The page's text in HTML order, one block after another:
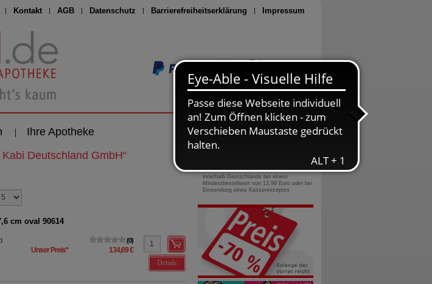
Kontakt AGB Datenschutz Barrierefreiheitserklärung Impressum
Seite drucken
Ihre Apotheke
Deutschland GmbH“
cm oval 90614
0
Unser Preis*
134,69 €
Details
0800-10 11 422
gebührenfreie Rufnummer
innerhalb Deutschlands bei einem
Mindestbestellwert von 13,99 Euro oder bei
Einsendung eines Kassenrezeptes